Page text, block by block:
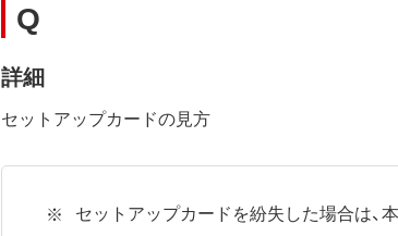
Q
詳細
セットアップカードの見方
セットアップカードを紛失した場合は、